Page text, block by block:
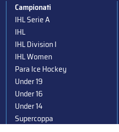
Campionati
IHL Serie A
IHL
IHL Division I
IHL Women
Para Ice Hockey
Under 19
Under 16
Under 14
Supercoppa